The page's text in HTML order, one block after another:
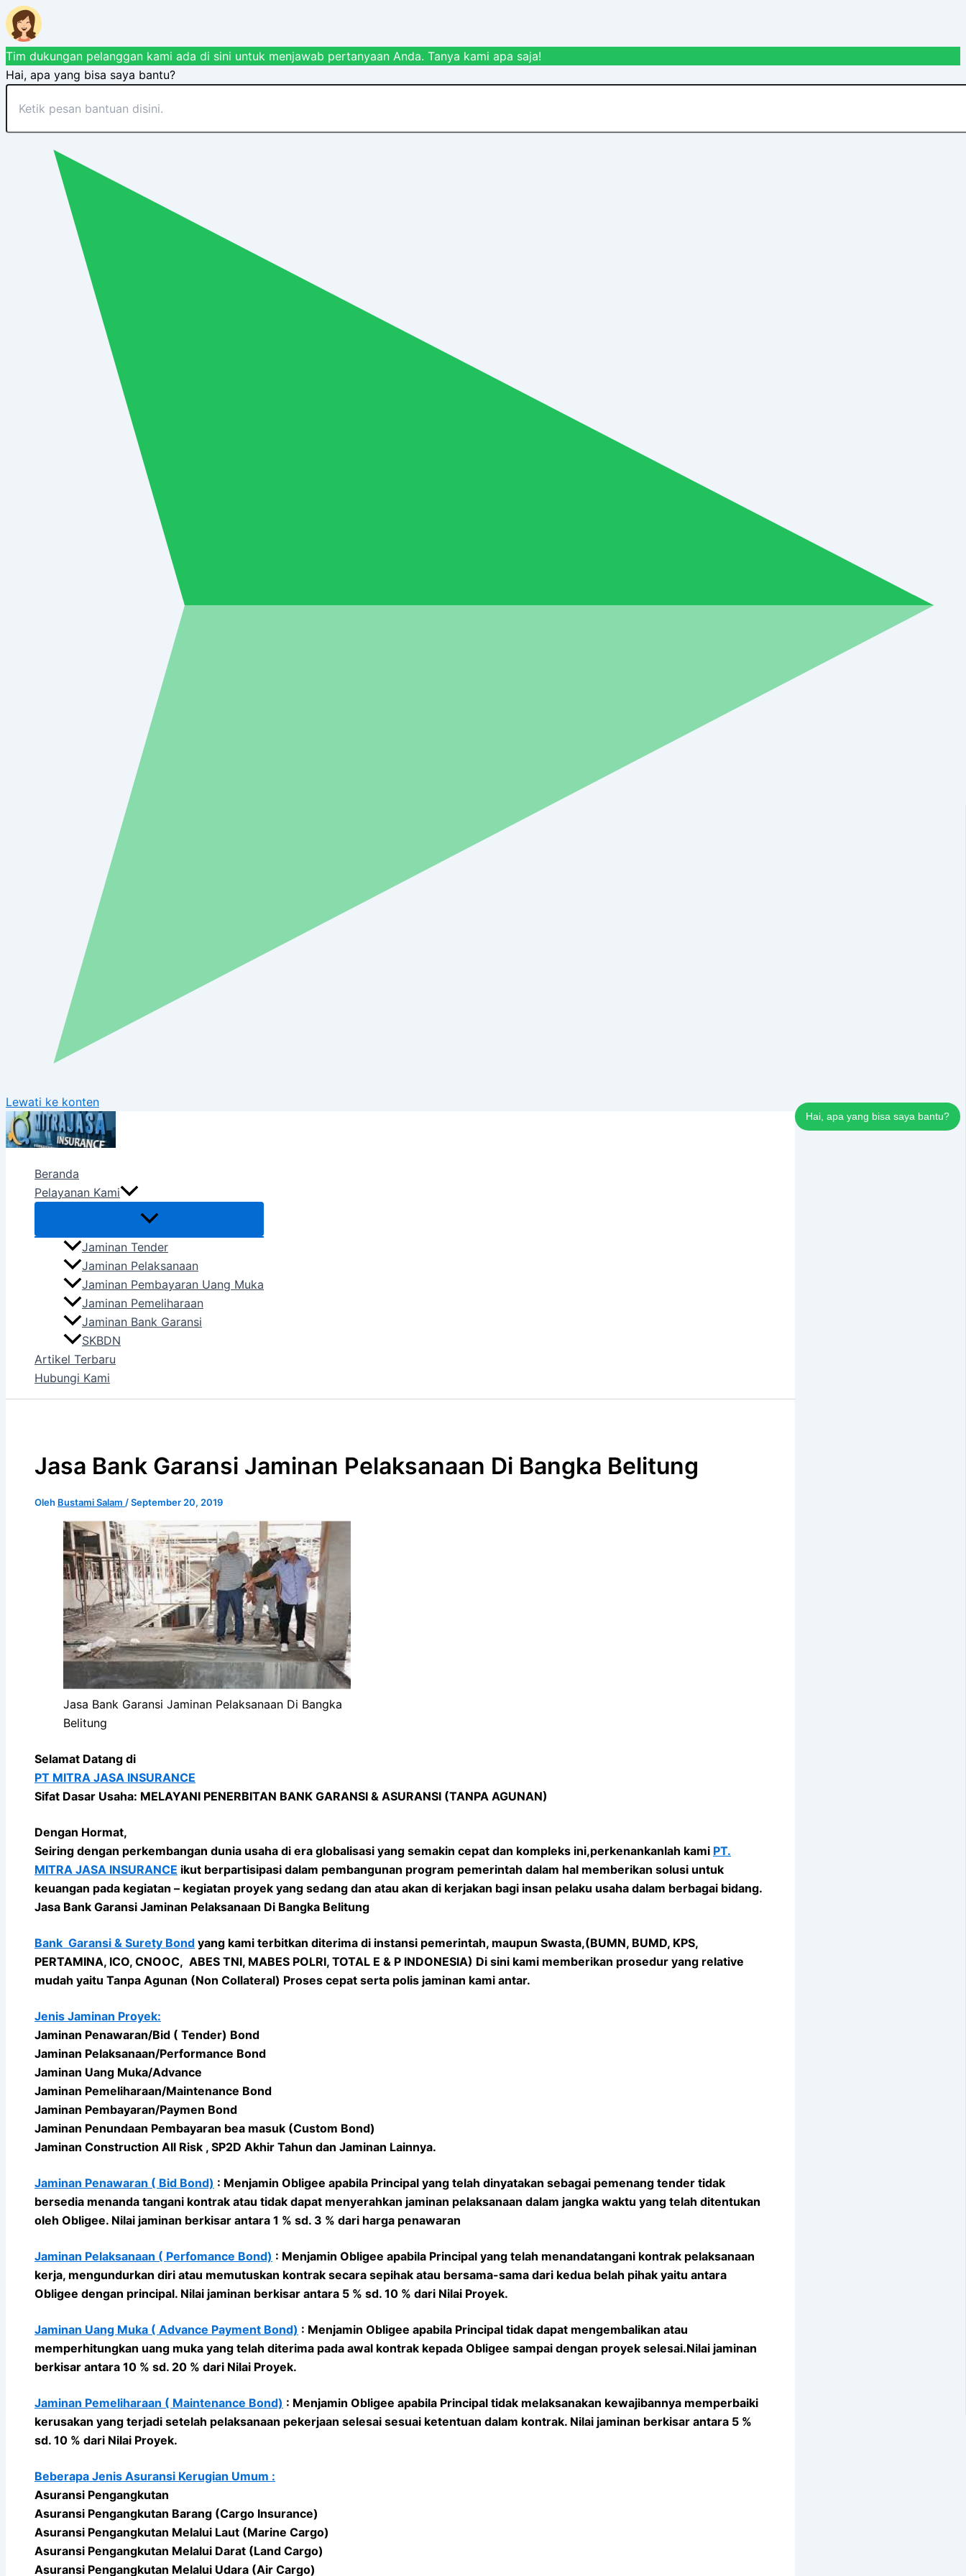
Tim dukungan pelanggan kami ada di sini untuk menjawab pertanyaan Anda. Tanya kami apa saja!
Hai, apa yang bisa saya bantu?
Hai, apa yang bisa saya bantu?
Lewati ke konten
Beranda
Pelayanan Kami
Jaminan Tender
Jaminan Pelaksanaan
Jaminan Pembayaran Uang Muka
Jaminan Pemeliharaan
Jaminan Bank Garansi
SKBDN
Artikel Terbaru
Hubungi Kami
Jasa Bank Garansi Jaminan Pelaksanaan Di Bangka Belitung
Oleh Bustami Salam /September 20, 2019
Jasa Bank Garansi Jaminan Pelaksanaan Di Bangka
Belitung
Selamat Datang di
PT MITRA JASA INSURANCE
Sifat Dasar Usaha: MELAYANI PENERBITAN BANK GARANSI & ASURANSI (TANPA AGUNAN)
Dengan Hormat,
Seiring dengan perkembangan dunia usaha di era globalisasi yang semakin cepat dan kompleks ini,perkenankanlah kami PT.
MITRA JASA INSURANCE ikut berpartisipasi dalam pembangunan program pemerintah dalam hal memberikan solusi untuk
keuangan pada kegiatan – kegiatan proyek yang sedang dan atau akan di kerjakan bagi insan pelaku usaha dalam berbagai bidang.
Jasa Bank Garansi Jaminan Pelaksanaan Di Bangka Belitung
Bank Garansi & Surety Bond yang kami terbitkan diterima di instansi pemerintah, maupun Swasta,(BUMN, BUMD, KPS,
PERTAMINA, ICO, CNOOC, ABES TNI, MABES POLRI, TOTAL E & P INDONESIA) Di sini kami memberikan prosedur yang relative
mudah yaitu Tanpa Agunan (Non Collateral) Proses cepat serta polis jaminan kami antar.
Jenis Jaminan Proyek:
Jaminan Penawaran/Bid ( Tender) Bond
Jaminan Pelaksanaan/Performance Bond
Jaminan Uang Muka/Advance
Jaminan Pemeliharaan/Maintenance Bond
Jaminan Pembayaran/Paymen Bond
Jaminan Penundaan Pembayaran bea masuk (Custom Bond)
Jaminan Construction All Risk , SP2D Akhir Tahun dan Jaminan Lainnya.
Jaminan Penawaran ( Bid Bond) : Menjamin Obligee apabila Principal yang telah dinyatakan sebagai pemenang tender tidak
bersedia menanda tangani kontrak atau tidak dapat menyerahkan jaminan pelaksanaan dalam jangka waktu yang telah ditentukan
oleh Obligee. Nilai jaminan berkisar antara 1 % sd. 3 % dari harga penawaran
Jaminan Pelaksanaan ( Perfomance Bond) : Menjamin Obligee apabila Principal yang telah menandatangani kontrak pelaksanaan
kerja, mengundurkan diri atau memutuskan kontrak secara sepihak atau bersama-sama dari kedua belah pihak yaitu antara
Obligee dengan principal. Nilai jaminan berkisar antara 5 % sd. 10 % dari Nilai Proyek.
Jaminan Uang Muka ( Advance Payment Bond) : Menjamin Obligee apabila Principal tidak dapat mengembalikan atau
memperhitungkan uang muka yang telah diterima pada awal kontrak kepada Obligee sampai dengan proyek selesai.Nilai jaminan
berkisar antara 10 % sd. 20 % dari Nilai Proyek.
Jaminan Pemeliharaan ( Maintenance Bond) : Menjamin Obligee apabila Principal tidak melaksanakan kewajibannya memperbaiki
kerusakan yang terjadi setelah pelaksanaan pekerjaan selesai sesuai ketentuan dalam kontrak. Nilai jaminan berkisar antara 5 %
sd. 10 % dari Nilai Proyek.
Beberapa Jenis Asuransi Kerugian Umum :
Asuransi Pengangkutan
Asuransi Pengangkutan Barang (Cargo Insurance)
Asuransi Pengangkutan Melalui Laut (Marine Cargo)
Asuransi Pengangkutan Melalui Darat (Land Cargo)
Asuransi Pengangkutan Melalui Udara (Air Cargo)